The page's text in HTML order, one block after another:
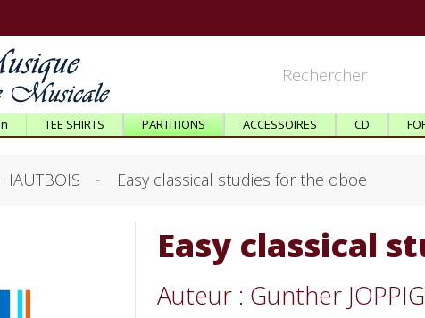
TEE SHIRTS PARTITIONS ACCESSOIRES CD
HAUTBOIS Easy classical studies for the oboe
Easy classical
Auteur : Gunther